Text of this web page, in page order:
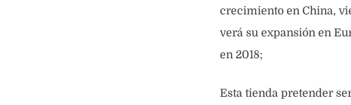
crecimiento en China,
verá su expansión en
en 2018;
Esta tienda pretender